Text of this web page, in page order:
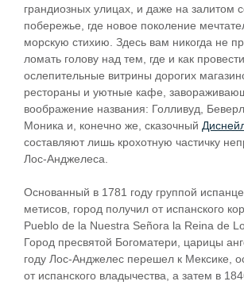
грандиозных улицах, и даже на залитом
побережье, где новое поколение
морскую стихию. Здесь вам никогда не
ломать голову над тем, где и как
ослепительные витрины дорогих
рестораны и уютные кафе,
воображение названия: Голливуд,
Моника и, конечно же, сказочный
составляют лишь крохотную частичку
Лос-Анджелеса.
Основанный в 1781 году группой
метисов, город получил от испанского
Pueblo de la Nuestra Señora la Reina de
Город пресвятой Богоматери, царицы
году Лос-Анджелес перешел к Мексике,
от испанского владычества, а затем в